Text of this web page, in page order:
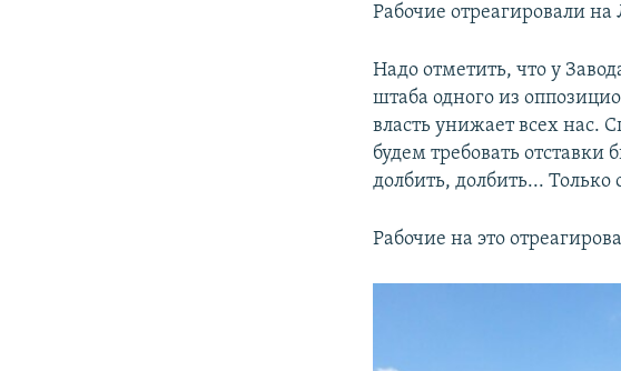
Рабочие отреагировали
Надо отметить, что у
штаба одного из
власть унижает всех нас.
будем требовать
долбить, долбить...
Рабочие на это